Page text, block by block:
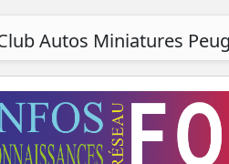
Autos Miniatures